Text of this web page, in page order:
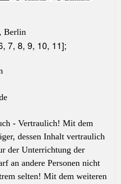
Berlin
7, 8, 9, 10, 11];
- Vertraulich! Mit dem
dessen Inhalt vertraulich
der Unterrichtung der
an andere Personen nicht
selten! Mit dem weiteren